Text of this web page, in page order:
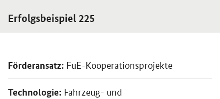
Erfolgsbeispiel 225
Förderansatz: FuE-Kooperationsprojekte
Technologie: Fahrzeug- und